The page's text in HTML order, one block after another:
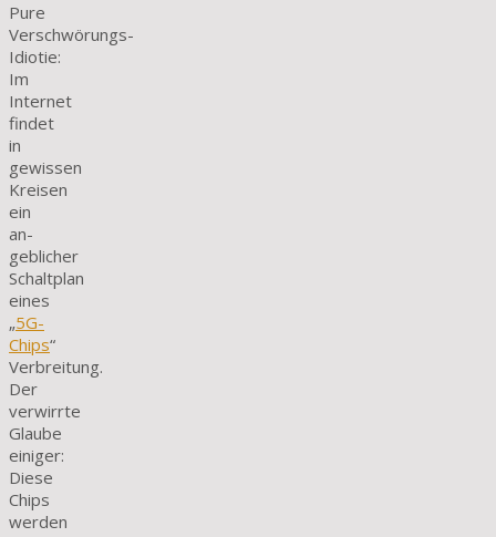
Pure
Verschwörungs-
Idiotie:
Im
Internet
findet
in
gewissen
Kreisen
ein
an­
geblicher
Schaltplan
eines
„5G-
Chips“
Verbreitung.
Der
verwirrte
Glaube
einiger:
Diese
Chips
werden